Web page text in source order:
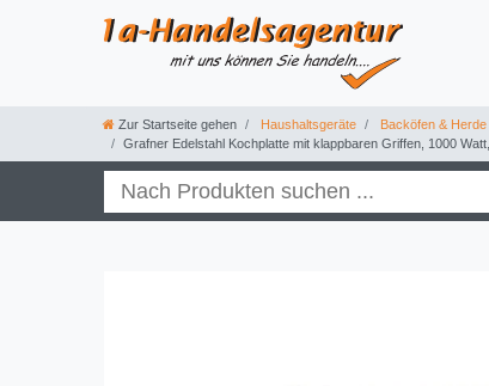
Zur Startseite gehen Haushaltsgeräte Backöfen & Herde
Grafner Edelstahl Kochplatte mit klappbaren Griffen, 1000